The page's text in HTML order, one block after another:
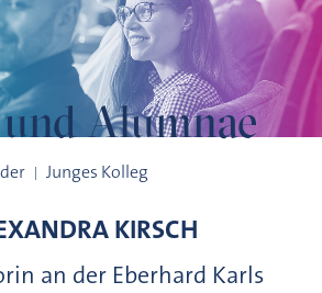
Alumnae
Junges Kolleg
KIRSCH
an der Eberhard Karls